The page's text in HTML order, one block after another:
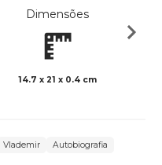
Dimensões
14.7 x 21 x 0.4 cm
Vlademir Autobiografia